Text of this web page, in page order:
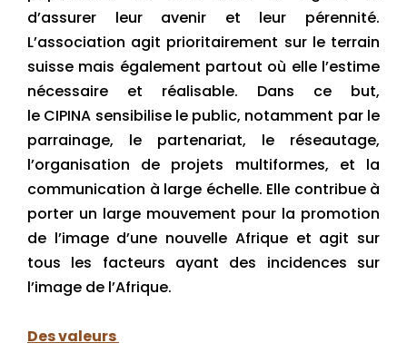
d’assurer leur avenir et leur pérennité.
L’association agit prioritairement sur le terrain
suisse mais également partout où elle l’estime
nécessaire et réalisable. Dans ce but,
le CIPINA sensibilise le public, notamment par le
parrainage, le partenariat, le réseautage,
l’organisation de projets multiformes, et la
communication à large échelle. Elle contribue à
porter un large mouvement pour la promotion
de l’image d’une nouvelle Afrique et agit sur
tous les facteurs ayant des incidences sur
l’image de l’Afrique.
Des valeurs